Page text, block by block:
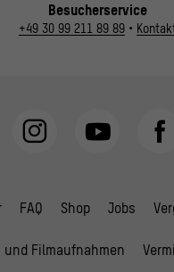
Besucherservice
+49 30 99 211 89 89•
FAQ Shop Jobs
und Filmaufnahmen